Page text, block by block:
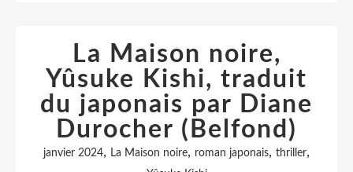
La Maison noire,
Yûsuke Kishi, traduit
du japonais par Diane
Durocher (Belfond)
janvier 2024, La Maison noire, roman japonais, thriller,